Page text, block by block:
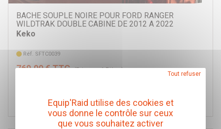
BACHE SOUPLE NOIRE POUR FORD RANGER
WILDTRAK DOUBLE CABINE DE 2012 A 2022
Keko
Réf. SFTC0039
769,00 € TTC (Prix pour 1 Pièce)
Ajouter au panier
Equip'Raid utilise des cookies et
vous donne le contrôle sur ceux
que vous souhaitez activer
Tout refuser